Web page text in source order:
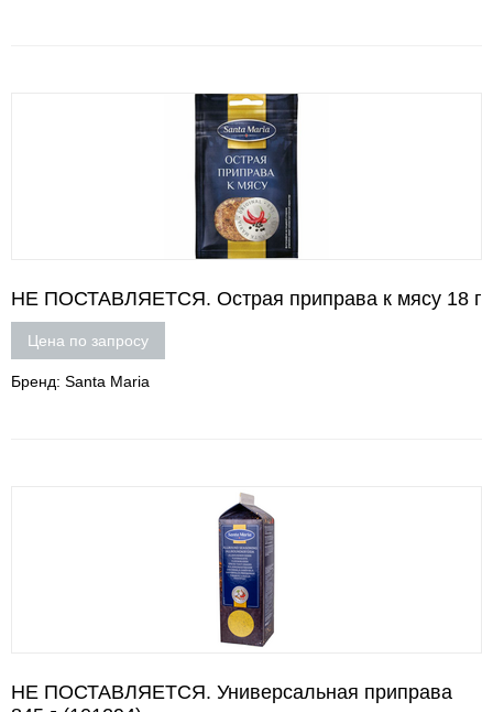
НЕ ПОСТАВЛЯЕТСЯ. Острая приправа к мясу 18 г
Цена по запросу
Бренд: Santa Maria
НЕ ПОСТАВЛЯЕТСЯ. Универсальная приправа